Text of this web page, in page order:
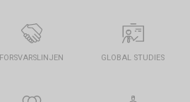
FORSVARSLINJEN GLOBAL STUDIES